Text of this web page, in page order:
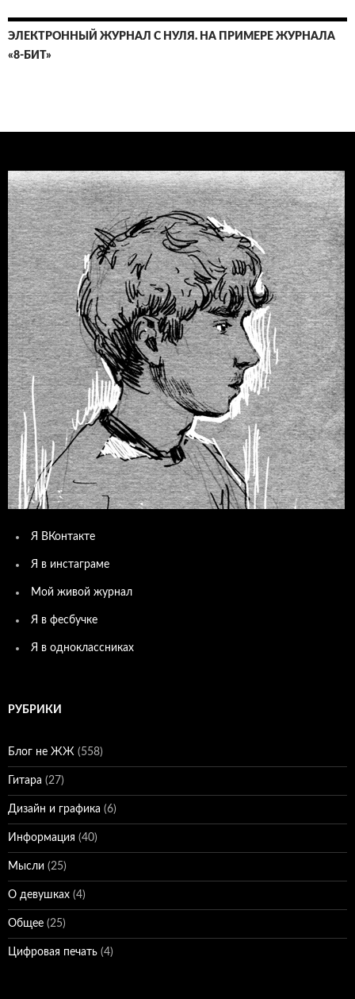
ЭЛЕКТРОННЫЙ ЖУРНАЛ С НУЛЯ. НА ПРИМЕРЕ ЖУРНАЛА
«8-БИТ»
Я ВКонтакте
Я в инстаграме
Мой живой журнал
Я в фесбучке
Я в одноклассниках
РУБРИКИ
Блог не ЖЖ (558)
Гитара (27)
Дизайн и графика (6)
Информация (40)
Мысли (25)
О девушках (4)
Общее (25)
Цифровая печать (4)